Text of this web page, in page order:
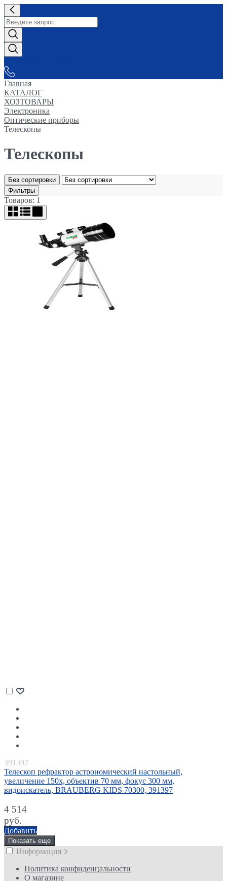
Главная
КАТАЛОГ
ХОЗТОВАРЫ
Электроника
Оптические приборы
Телескопы
Телескопы
Без сортировки
Фильтры
Товаров: 1
391397
Телескоп рефрактор астрономический настольный,
увеличение 150х, объектив 70 мм, фокус 300 мм,
видоискатель, BRAUBERG KIDS 70300, 391397
4 514
руб.
Добавить
Показать еще
Информация
Политика конфиденцальности
О магазине